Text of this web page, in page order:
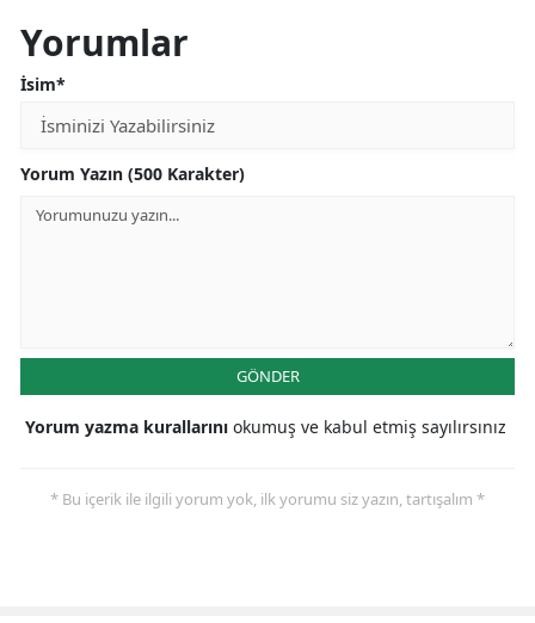
Yorumlar
İsim*
Yorum Yazın (500 Karakter)
GÖNDER
Yorum yazma kurallarını okumuş ve kabul etmiş sayılırsınız
* Bu içerik ile ilgili yorum yok, ilk yorumu siz yazın, tartışalım *